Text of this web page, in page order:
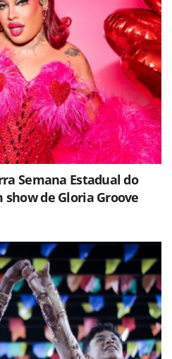
Semana Estadual do
show de Gloria Groove